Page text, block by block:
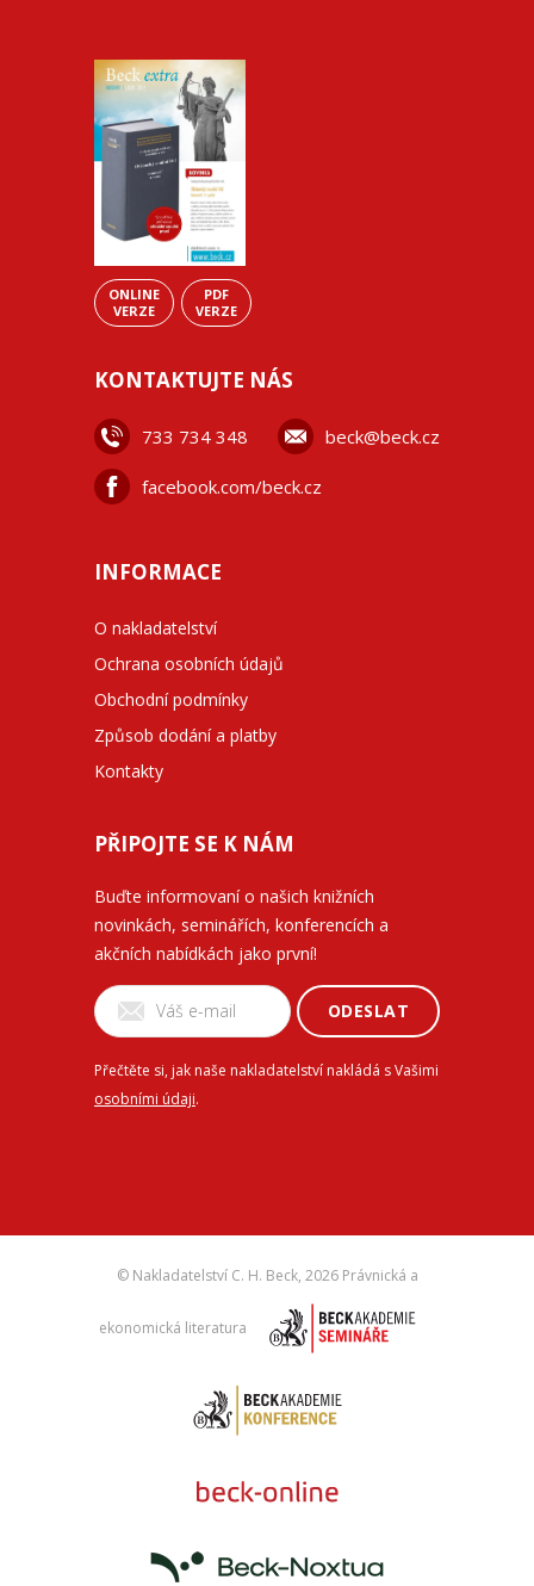
ONLINE
VERZE
PDF
VERZE
KONTAKTUJTE NÁS
733 734 348 beck@beck.cz
facebook.com/beck.cz
INFORMACE
O nakladatelství
Ochrana osobních údajů
Obchodní podmínky
Způsob dodání a platby
Kontakty
PŘIPOJTE SE K NÁM
Buďte informovaní o našich knižních
novinkách, seminářích, konferencích a
akčních nabídkách jako první!
ODESLAT
Přečtěte si, jak naše nakladatelství nakládá s Vašimi
osobními údaji.
© Nakladatelství C. H. Beck, 2026 Právnická a
ekonomická literatura